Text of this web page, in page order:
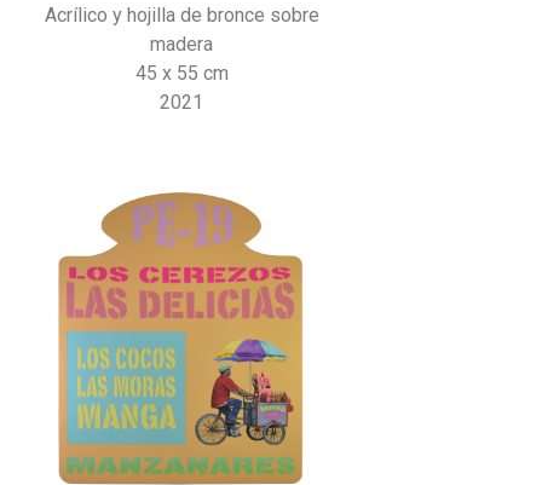
Acrílico y hojilla de bronce sobre
madera
45 x 55 cm
2021